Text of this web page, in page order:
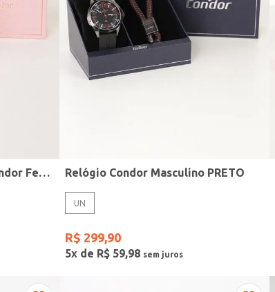
Kit Relógio + Acessório Condor Feminino DOURADO Relógio Condor Masculino PRETO
UN
R$ 299,90
5x de R$ 59,98